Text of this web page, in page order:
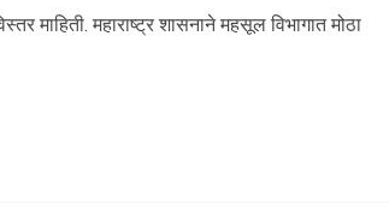
माहिती. महाराष्ट्र शासनाने महसूल विभागात मोठा